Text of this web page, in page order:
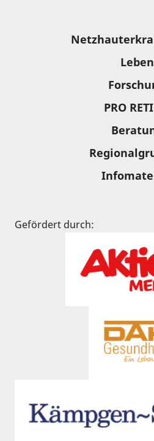
Leben
PRO
Gefördert durch: